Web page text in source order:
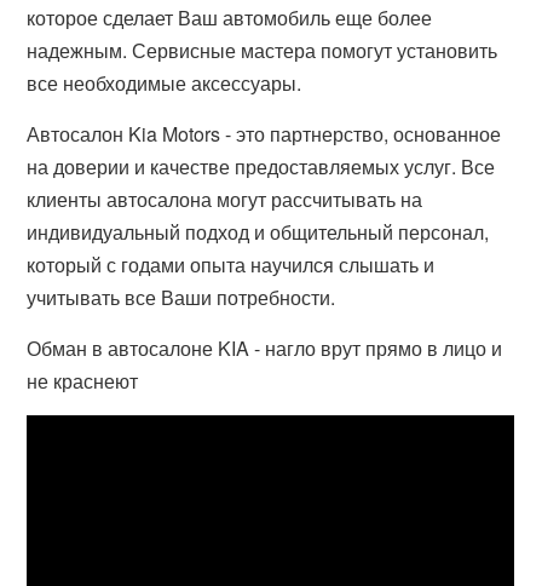
которое сделает Ваш автомобиль еще более
надежным. Сервисные мастера помогут установить
все необходимые аксессуары.
Автосалон Kia Motors - это партнерство, основанное
на доверии и качестве предоставляемых услуг. Все
клиенты автосалона могут рассчитывать на
индивидуальный подход и общительный персонал,
который с годами опыта научился слышать и
учитывать все Ваши потребности.
Обман в автосалоне KIA - нагло врут прямо в лицо и
не краснеют